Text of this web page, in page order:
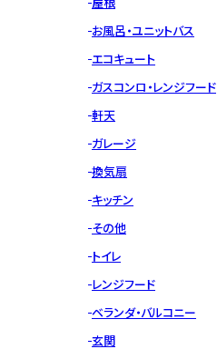
お風呂・ユニットバス
エコキュート
ガスコンロ・レンジフード
軒天
ガレージ
換気扇
キッチン
その他
トイレ
レンジフード
ベランダ・バルコニー
玄関